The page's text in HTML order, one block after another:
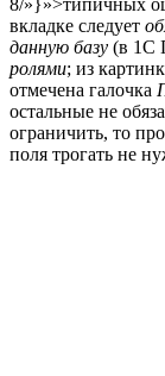
8/»}»>типичных
вкладке следует
данную базу (в 1С
ролями; из
отмечена галочка
остальные не
ограничить, то
поля трогать не